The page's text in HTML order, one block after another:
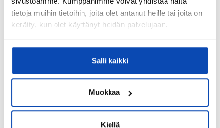
tietoja muihin tietoihin, joita olet antanut heille tai joita on
kerätty, kun olet käyttänyt heidän palvelujaan.
Salli kaikki
Muokkaa
Kiellä
Hissi:
Taloyhtiössä sauna:
Taloyhtiössä on:
Urheiluvälinevarasto, kellarikomero, kuivaushuone,